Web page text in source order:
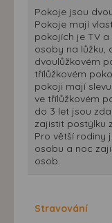
Pokoje jsou
Pokoje mají
pokojích je TV
osoby na lůžku,
dvoulůžkovém
třílůžkovém
pokoji mají
ve třílůžkovém
do 3 let jsou
zajistit postýlku
Pro větší rodiny
osobu a noc
osob.
Stravování